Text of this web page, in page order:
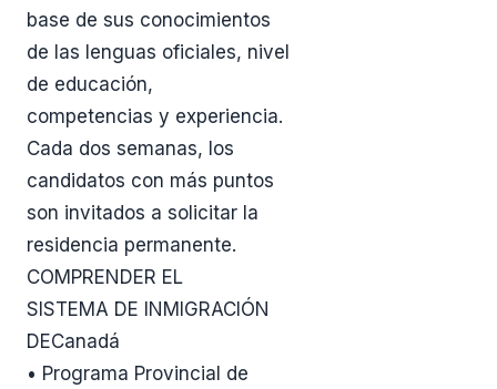
base de sus conocimientos
de las lenguas oficiales, nivel
de educación,
competencias y experiencia.
Cada dos semanas, los
candidatos con más puntos
son invitados a solicitar la
residencia permanente.
COMPRENDER EL
SISTEMA DE INMIGRACIÓN
DECanadá
• Programa Provincial de